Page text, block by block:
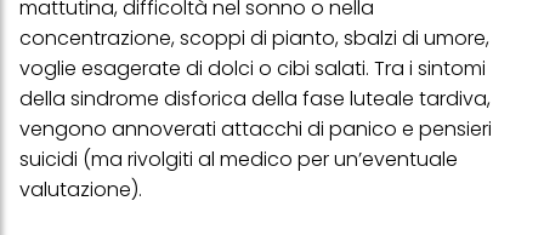
mattutina, difficoltà nel sonno o nella
concentrazione, scoppi di pianto, sbalzi di umore,
voglie esagerate di dolci o cibi salati. Tra i sintomi
della sindrome disforica della fase luteale tardiva,
vengono annoverati attacchi di panico e pensieri
suicidi (ma rivolgiti al medico per un’eventuale
valutazione).